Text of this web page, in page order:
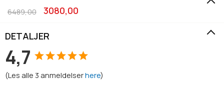
3080,00
6489,00
DETALJER
4,7
(Les alle 3anmeldelserhere)